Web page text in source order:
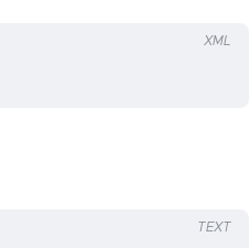
XML
TEXT